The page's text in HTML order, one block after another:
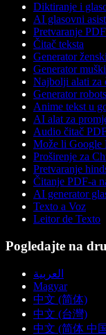
Diktiranje i
AI glasovni
Pretvaranje
Čitač teksta
Generator
Generator
Najbolji alati za
Generator
Anime tekst u
AI alat za
Audio čitač
Može li Google
Proširenje za
Pretvaranje
Čitanje PDF-a
AI generator
Texto a Voz
Leitor de Texto
Pogledajte na
العربية
Magyar
中文 (简体)
中文 (台灣)
中文 (简体 中